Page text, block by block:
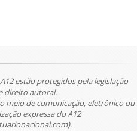
estão protegidos pela legislação
direito autoral.
meio de comunicação, eletrônico ou
expressa do A12